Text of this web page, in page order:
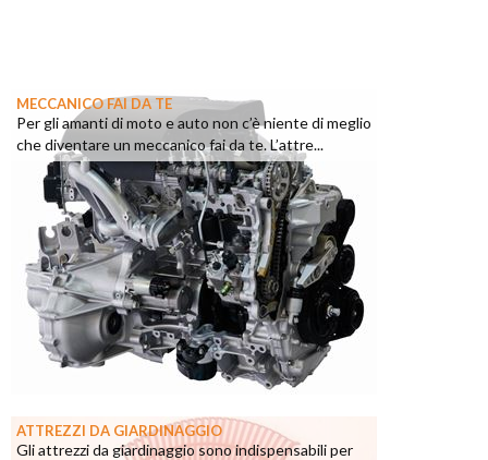
MECCANICO FAI DA TE
Per gli amanti di moto e auto non c’è niente di meglio
che diventare un meccanico fai da te. L’attre...
ATTREZZI DA GIARDINAGGIO
Gli attrezzi da giardinaggio sono indispensabili per